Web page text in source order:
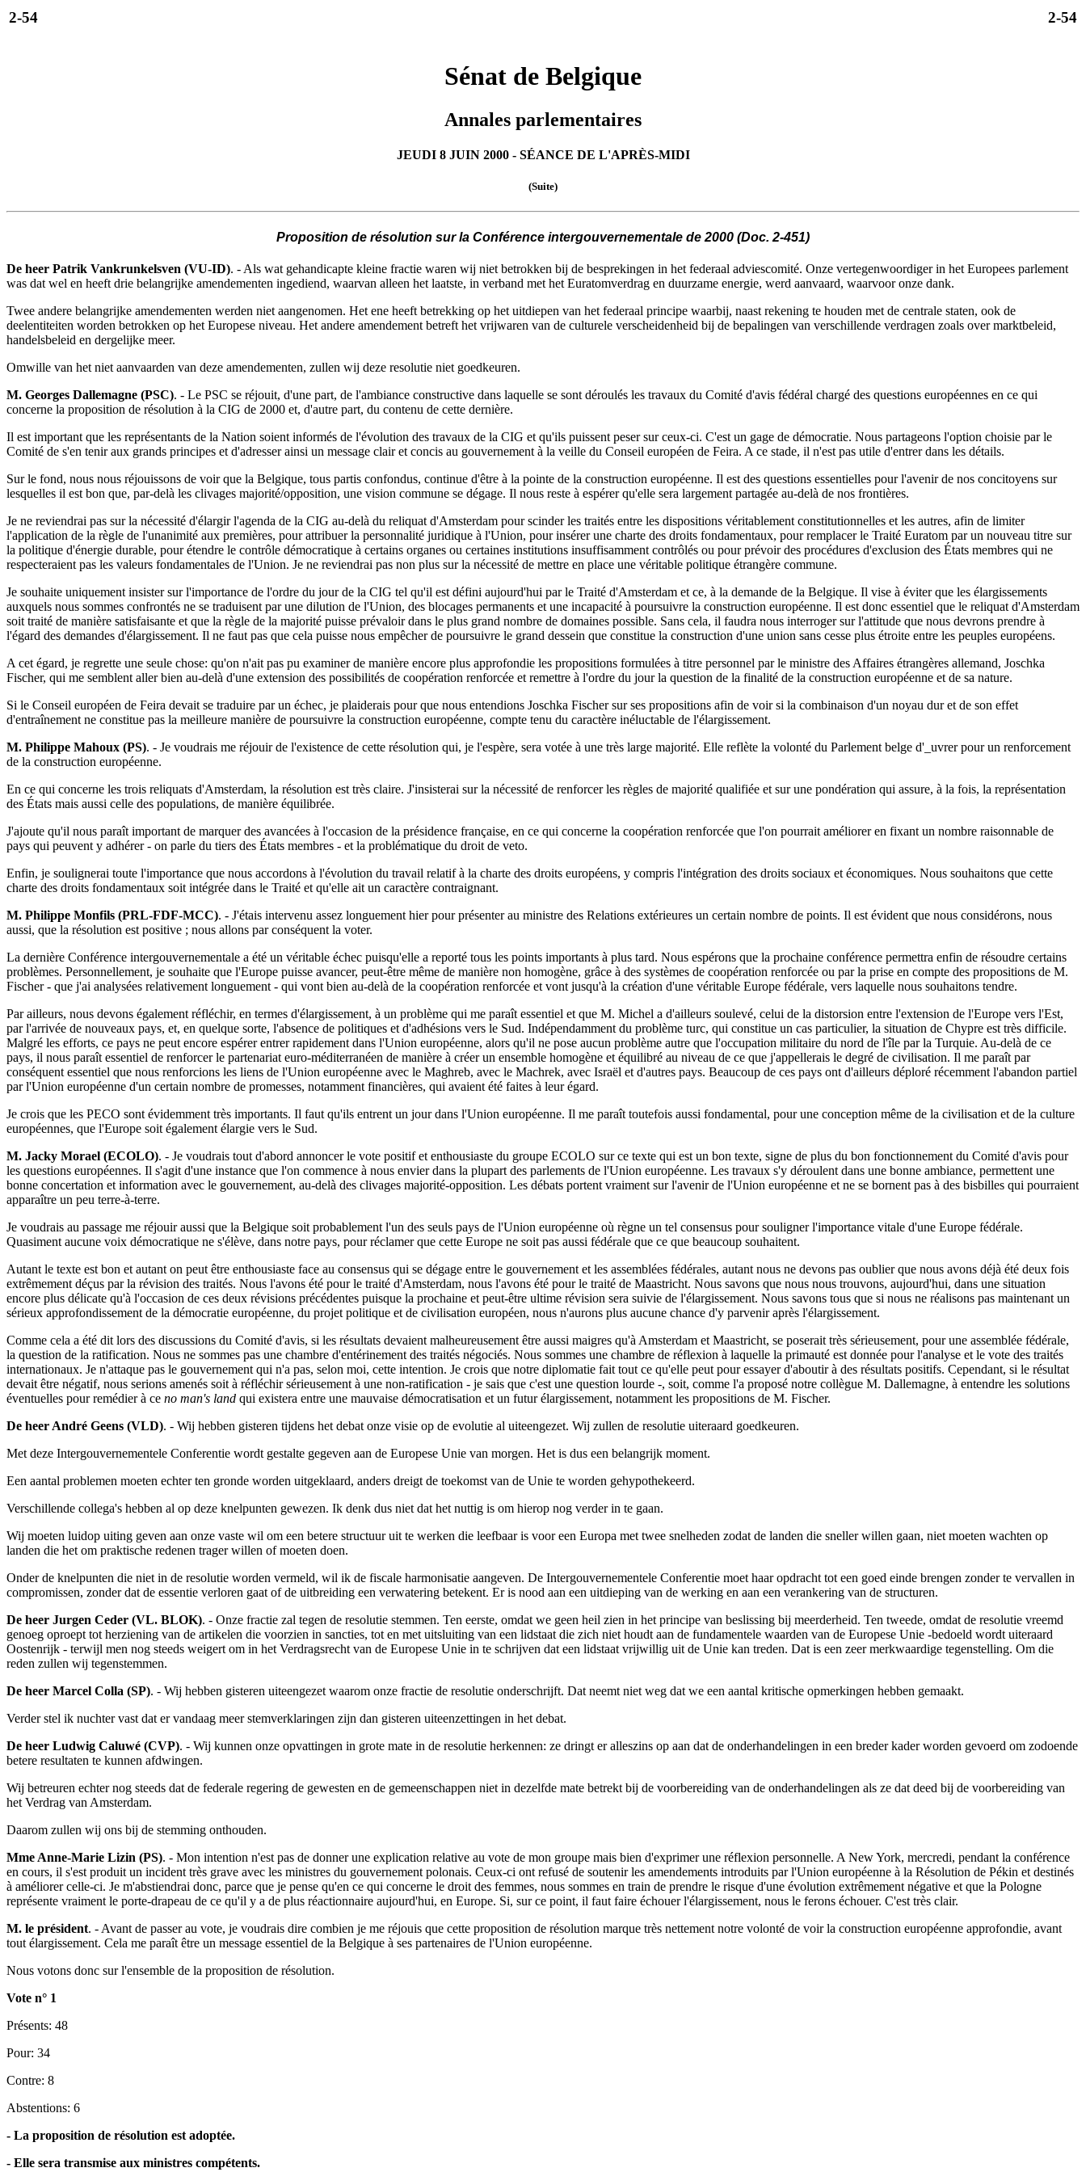
2-54 2-54
Sénat de Belgique
Annales parlementaires
JEUDI 8 JUIN 2000 - SÉANCE DE L'APRÈS-MIDI
(Suite)
Proposition de résolution sur la Conférence intergouvernementale de 2000 (Doc. 2-451)
De heer Patrik Vankrunkelsven (VU-ID). - Als wat gehandicapte kleine fractie waren wij niet betrokken bij de besprekingen in het federaal adviescomité. Onze vertegenwoordiger in het Europees parlement
was dat wel en heeft drie belangrijke amendementen ingediend, waarvan alleen het laatste, in verband met het Euratomverdrag en duurzame energie, werd aanvaard, waarvoor onze dank.
Twee andere belangrijke amendementen werden niet aangenomen. Het ene heeft betrekking op het uitdiepen van het federaal principe waarbij, naast rekening te houden met de centrale staten, ook de
deelentiteiten worden betrokken op het Europese niveau. Het andere amendement betreft het vrijwaren van de culturele verscheidenheid bij de bepalingen van verschillende verdragen zoals over marktbeleid,
handelsbeleid en dergelijke meer.
Omwille van het niet aanvaarden van deze amendementen, zullen wij deze resolutie niet goedkeuren.
M. Georges Dallemagne (PSC). - Le PSC se réjouit, d'une part, de l'ambiance constructive dans laquelle se sont déroulés les travaux du Comité d'avis fédéral chargé des questions européennes en ce qui
concerne la proposition de résolution à la CIG de 2000 et, d'autre part, du contenu de cette dernière.
Il est important que les représentants de la Nation soient informés de l'évolution des travaux de la CIG et qu'ils puissent peser sur ceux-ci. C'est un gage de démocratie. Nous partageons l'option choisie par le
Comité de s'en tenir aux grands principes et d'adresser ainsi un message clair et concis au gouvernement à la veille du Conseil européen de Feira. A ce stade, il n'est pas utile d'entrer dans les détails.
Sur le fond, nous nous réjouissons de voir que la Belgique, tous partis confondus, continue d'être à la pointe de la construction européenne. Il est des questions essentielles pour l'avenir de nos concitoyens sur
lesquelles il est bon que, par-delà les clivages majorité/opposition, une vision commune se dégage. Il nous reste à espérer qu'elle sera largement partagée au-delà de nos frontières.
Je ne reviendrai pas sur la nécessité d'élargir l'agenda de la CIG au-delà du reliquat d'Amsterdam pour scinder les traités entre les dispositions véritablement constitutionnelles et les autres, afin de limiter
l'application de la règle de l'unanimité aux premières, pour attribuer la personnalité juridique à l'Union, pour insérer une charte des droits fondamentaux, pour remplacer le Traité Euratom par un nouveau titre sur
la politique d'énergie durable, pour étendre le contrôle démocratique à certains organes ou certaines institutions insuffisamment contrôlés ou pour prévoir des procédures d'exclusion des États membres qui ne
respecteraient pas les valeurs fondamentales de l'Union. Je ne reviendrai pas non plus sur la nécessité de mettre en place une véritable politique étrangère commune.
Je souhaite uniquement insister sur l'importance de l'ordre du jour de la CIG tel qu'il est défini aujourd'hui par le Traité d'Amsterdam et ce, à la demande de la Belgique. Il vise à éviter que les élargissements
auxquels nous sommes confrontés ne se traduisent par une dilution de l'Union, des blocages permanents et une incapacité à poursuivre la construction européenne. Il est donc essentiel que le reliquat d'Amsterdam
soit traité de manière satisfaisante et que la règle de la majorité puisse prévaloir dans le plus grand nombre de domaines possible. Sans cela, il faudra nous interroger sur l'attitude que nous devrons prendre à
l'égard des demandes d'élargissement. Il ne faut pas que cela puisse nous empêcher de poursuivre le grand dessein que constitue la construction d'une union sans cesse plus étroite entre les peuples européens.
A cet égard, je regrette une seule chose: qu'on n'ait pas pu examiner de manière encore plus approfondie les propositions formulées à titre personnel par le ministre des Affaires étrangères allemand, Joschka
Fischer, qui me semblent aller bien au-delà d'une extension des possibilités de coopération renforcée et remettre à l'ordre du jour la question de la finalité de la construction européenne et de sa nature.
Si le Conseil européen de Feira devait se traduire par un échec, je plaiderais pour que nous entendions Joschka Fischer sur ses propositions afin de voir si la combinaison d'un noyau dur et de son effet
d'entraînement ne constitue pas la meilleure manière de poursuivre la construction européenne, compte tenu du caractère inéluctable de l'élargissement.
M. Philippe Mahoux (PS). - Je voudrais me réjouir de l'existence de cette résolution qui, je l'espère, sera votée à une très large majorité. Elle reflète la volonté du Parlement belge d'_uvrer pour un renforcement
de la construction européenne.
En ce qui concerne les trois reliquats d'Amsterdam, la résolution est très claire. J'insisterai sur la nécessité de renforcer les règles de majorité qualifiée et sur une pondération qui assure, à la fois, la représentation
des États mais aussi celle des populations, de manière équilibrée.
J'ajoute qu'il nous paraît important de marquer des avancées à l'occasion de la présidence française, en ce qui concerne la coopération renforcée que l'on pourrait améliorer en fixant un nombre raisonnable de
pays qui peuvent y adhérer - on parle du tiers des États membres - et la problématique du droit de veto.
Enfin, je soulignerai toute l'importance que nous accordons à l'évolution du travail relatif à la charte des droits européens, y compris l'intégration des droits sociaux et économiques. Nous souhaitons que cette
charte des droits fondamentaux soit intégrée dans le Traité et qu'elle ait un caractère contraignant.
M. Philippe Monfils (PRL-FDF-MCC). - J'étais intervenu assez longuement hier pour présenter au ministre des Relations extérieures un certain nombre de points. Il est évident que nous considérons, nous
aussi, que la résolution est positive ; nous allons par conséquent la voter.
La dernière Conférence intergouvernementale a été un véritable échec puisqu'elle a reporté tous les points importants à plus tard. Nous espérons que la prochaine conférence permettra enfin de résoudre certains
problèmes. Personnellement, je souhaite que l'Europe puisse avancer, peut-être même de manière non homogène, grâce à des systèmes de coopération renforcée ou par la prise en compte des propositions de M.
Fischer - que j'ai analysées relativement longuement - qui vont bien au-delà de la coopération renforcée et vont jusqu'à la création d'une véritable Europe fédérale, vers laquelle nous souhaitons tendre.
Par ailleurs, nous devons également réfléchir, en termes d'élargissement, à un problème qui me paraît essentiel et que M. Michel a d'ailleurs soulevé, celui de la distorsion entre l'extension de l'Europe vers l'Est,
par l'arrivée de nouveaux pays, et, en quelque sorte, l'absence de politiques et d'adhésions vers le Sud. Indépendamment du problème turc, qui constitue un cas particulier, la situation de Chypre est très difficile.
Malgré les efforts, ce pays ne peut encore espérer entrer rapidement dans l'Union européenne, alors qu'il ne pose aucun problème autre que l'occupation militaire du nord de l'île par la Turquie. Au-delà de ce
pays, il nous paraît essentiel de renforcer le partenariat euro-méditerranéen de manière à créer un ensemble homogène et équilibré au niveau de ce que j'appellerais le degré de civilisation. Il me paraît par
conséquent essentiel que nous renforcions les liens de l'Union européenne avec le Maghreb, avec le Machrek, avec Israël et d'autres pays. Beaucoup de ces pays ont d'ailleurs déploré récemment l'abandon partiel
par l'Union européenne d'un certain nombre de promesses, notamment financières, qui avaient été faites à leur égard.
Je crois que les PECO sont évidemment très importants. Il faut qu'ils entrent un jour dans l'Union européenne. Il me paraît toutefois aussi fondamental, pour une conception même de la civilisation et de la culture
européennes, que l'Europe soit également élargie vers le Sud.
M. Jacky Morael (ECOLO). - Je voudrais tout d'abord annoncer le vote positif et enthousiaste du groupe ECOLO sur ce texte qui est un bon texte, signe de plus du bon fonctionnement du Comité d'avis pour
les questions européennes. Il s'agit d'une instance que l'on commence à nous envier dans la plupart des parlements de l'Union européenne. Les travaux s'y déroulent dans une bonne ambiance, permettent une
bonne concertation et information avec le gouvernement, au-delà des clivages majorité-opposition. Les débats portent vraiment sur l'avenir de l'Union européenne et ne se bornent pas à des bisbilles qui pourraient
apparaître un peu terre-à-terre.
Je voudrais au passage me réjouir aussi que la Belgique soit probablement l'un des seuls pays de l'Union européenne où règne un tel consensus pour souligner l'importance vitale d'une Europe fédérale.
Quasiment aucune voix démocratique ne s'élève, dans notre pays, pour réclamer que cette Europe ne soit pas aussi fédérale que ce que beaucoup souhaitent.
Autant le texte est bon et autant on peut être enthousiaste face au consensus qui se dégage entre le gouvernement et les assemblées fédérales, autant nous ne devons pas oublier que nous avons déjà été deux fois
extrêmement déçus par la révision des traités. Nous l'avons été pour le traité d'Amsterdam, nous l'avons été pour le traité de Maastricht. Nous savons que nous nous trouvons, aujourd'hui, dans une situation
encore plus délicate qu'à l'occasion de ces deux révisions précédentes puisque la prochaine et peut-être ultime révision sera suivie de l'élargissement. Nous savons tous que si nous ne réalisons pas maintenant un
sérieux approfondissement de la démocratie européenne, du projet politique et de civilisation européen, nous n'aurons plus aucune chance d'y parvenir après l'élargissement.
Comme cela a été dit lors des discussions du Comité d'avis, si les résultats devaient malheureusement être aussi maigres qu'à Amsterdam et Maastricht, se poserait très sérieusement, pour une assemblée fédérale,
la question de la ratification. Nous ne sommes pas une chambre d'entérinement des traités négociés. Nous sommes une chambre de réflexion à laquelle la primauté est donnée pour l'analyse et le vote des traités
internationaux. Je n'attaque pas le gouvernement qui n'a pas, selon moi, cette intention. Je crois que notre diplomatie fait tout ce qu'elle peut pour essayer d'aboutir à des résultats positifs. Cependant, si le résultat
devait être négatif, nous serions amenés soit à réfléchir sérieusement à une non-ratification - je sais que c'est une question lourde -, soit, comme l'a proposé notre collègue M. Dallemagne, à entendre les solutions
éventuelles pour remédier à ce no man's land qui existera entre une mauvaise démocratisation et un futur élargissement, notamment les propositions de M. Fischer.
De heer André Geens (VLD). - Wij hebben gisteren tijdens het debat onze visie op de evolutie al uiteengezet. Wij zullen de resolutie uiteraard goedkeuren.
Met deze Intergouvernementele Conferentie wordt gestalte gegeven aan de Europese Unie van morgen. Het is dus een belangrijk moment.
Een aantal problemen moeten echter ten gronde worden uitgeklaard, anders dreigt de toekomst van de Unie te worden gehypothekeerd.
Verschillende collega's hebben al op deze knelpunten gewezen. Ik denk dus niet dat het nuttig is om hierop nog verder in te gaan.
Wij moeten luidop uiting geven aan onze vaste wil om een betere structuur uit te werken die leefbaar is voor een Europa met twee snelheden zodat de landen die sneller willen gaan, niet moeten wachten op
landen die het om praktische redenen trager willen of moeten doen.
Onder de knelpunten die niet in de resolutie worden vermeld, wil ik de fiscale harmonisatie aangeven. De Intergouvernementele Conferentie moet haar opdracht tot een goed einde brengen zonder te vervallen in
compromissen, zonder dat de essentie verloren gaat of de uitbreiding een verwatering betekent. Er is nood aan een uitdieping van de werking en aan een verankering van de structuren.
De heer Jurgen Ceder (VL. BLOK). - Onze fractie zal tegen de resolutie stemmen. Ten eerste, omdat we geen heil zien in het principe van beslissing bij meerderheid. Ten tweede, omdat de resolutie vreemd
genoeg oproept tot herziening van de artikelen die voorzien in sancties, tot en met uitsluiting van een lidstaat die zich niet houdt aan de fundamentele waarden van de Europese Unie -bedoeld wordt uiteraard
Oostenrijk - terwijl men nog steeds weigert om in het Verdragsrecht van de Europese Unie in te schrijven dat een lidstaat vrijwillig uit de Unie kan treden. Dat is een zeer merkwaardige tegenstelling. Om die
reden zullen wij tegenstemmen.
De heer Marcel Colla (SP). - Wij hebben gisteren uiteengezet waarom onze fractie de resolutie onderschrijft. Dat neemt niet weg dat we een aantal kritische opmerkingen hebben gemaakt.
Verder stel ik nuchter vast dat er vandaag meer stemverklaringen zijn dan gisteren uiteenzettingen in het debat.
De heer Ludwig Caluwé (CVP). - Wij kunnen onze opvattingen in grote mate in de resolutie herkennen: ze dringt er alleszins op aan dat de onderhandelingen in een breder kader worden gevoerd om zodoende
betere resultaten te kunnen afdwingen.
Wij betreuren echter nog steeds dat de federale regering de gewesten en de gemeenschappen niet in dezelfde mate betrekt bij de voorbereiding van de onderhandelingen als ze dat deed bij de voorbereiding van
het Verdrag van Amsterdam.
Daarom zullen wij ons bij de stemming onthouden.
Mme Anne-Marie Lizin (PS). - Mon intention n'est pas de donner une explication relative au vote de mon groupe mais bien d'exprimer une réflexion personnelle. A New York, mercredi, pendant la conférence
en cours, il s'est produit un incident très grave avec les ministres du gouvernement polonais. Ceux-ci ont refusé de soutenir les amendements introduits par l'Union européenne à la Résolution de Pékin et destinés
à améliorer celle-ci. Je m'abstiendrai donc, parce que je pense qu'en ce qui concerne le droit des femmes, nous sommes en train de prendre le risque d'une évolution extrêmement négative et que la Pologne
représente vraiment le porte-drapeau de ce qu'il y a de plus réactionnaire aujourd'hui, en Europe. Si, sur ce point, il faut faire échouer l'élargissement, nous le ferons échouer. C'est très clair.
M. le président. - Avant de passer au vote, je voudrais dire combien je me réjouis que cette proposition de résolution marque très nettement notre volonté de voir la construction européenne approfondie, avant
tout élargissement. Cela me paraît être un message essentiel de la Belgique à ses partenaires de l'Union européenne.
Nous votons donc sur l'ensemble de la proposition de résolution.
Vote n° 1
Présents: 48
Pour: 34
Contre: 8
Abstentions: 6
- La proposition de résolution est adoptée.
- Elle sera transmise aux ministres compétents.